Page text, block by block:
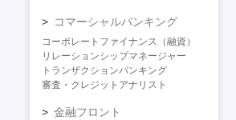
コマーシャルバンキング
コーポレートファイナンス（融資）
リレーションシップマネージャー
トランザクションバンキング
審査・クレジットアナリスト
金融フロント